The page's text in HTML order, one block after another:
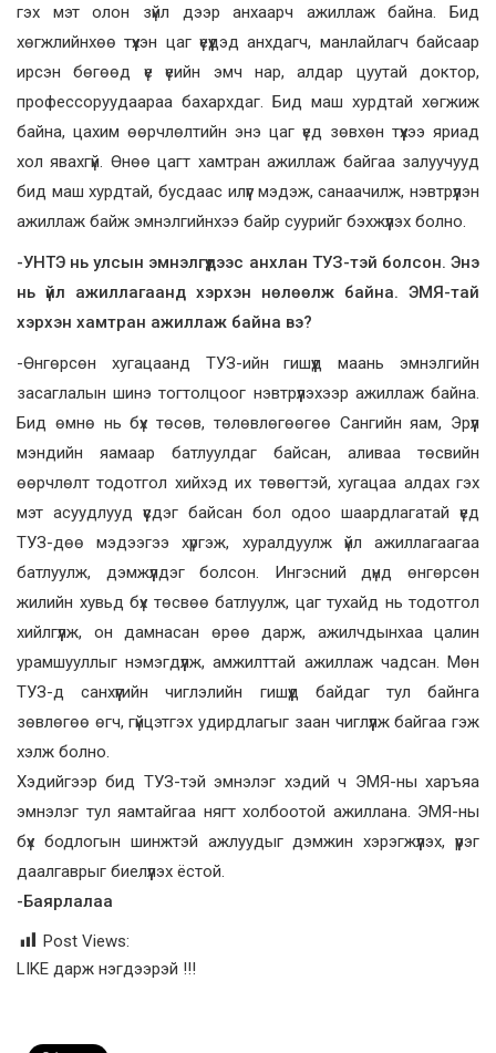
гэх мэт олон зүйл дээр анхаарч ажиллаж байна. Бид
хөгжлийнхөө түүхэн цаг үеүүдэд анхдагч, манлайлагч байсаар
ирсэн бөгөөд үе үеийн эмч нар, алдар цуутай доктор,
профессоруудаараа бахархдаг. Бид маш хурдтай хөгжиж
байна, цахим өөрчлөлтийн энэ цаг үед зөвхөн түүхээ яриад
хол явахгүй. Өнөө цагт хамтран ажиллаж байгаа залуучууд
бид маш хурдтай, бусдаас илүүг мэдэж, санаачилж, нэвтрүүлэн
ажиллаж байж эмнэлгийнхээ байр суурийг бэхжүүлэх болно.
-УНТЭ нь улсын эмнэлгүүдээс анхлан ТУЗ-тэй болсон. Энэ
нь үйл ажиллагаанд хэрхэн нөлөөлж байна. ЭМЯ-тай
хэрхэн хамтран ажиллаж байна вэ?
-Өнгөрсөн хугацаанд ТУЗ-ийн гишүүд маань эмнэлгийн
засаглалын шинэ тогтолцоог нэвтрүүлэхээр ажиллаж байна.
Бид өмнө нь бүх төсөв, төлөвлөгөөгөө Сангийн яам, Эрүүл
мэндийн яамаар батлуулдаг байсан, аливаа төсвийн
өөрчлөлт тодотгол хийхэд их төвөгтэй, хугацаа алдах гэх
мэт асуудлууд үүсдэг байсан бол одоо шаардлагатай үед
ТУЗ-дөө мэдээгээ хүргэж, хуралдуулж үйл ажиллагаагаа
батлуулж, дэмжүүлдэг болсон. Ингэсний дүнд өнгөрсөн
жилийн хувьд бүх төсвөө батлуулж, цаг тухайд нь тодотгол
хийлгүүлж, он дамнасан өрөө дарж, ажилчдынхаа цалин
урамшууллыг нэмэгдүүлж, амжилттай ажиллаж чадсан. Мөн
ТУЗ-д санхүүгийн чиглэлийн гишүүд байдаг тул байнга
зөвлөгөө өгч, гүйцэтгэх удирдлагыг заан чиглүүлж байгаа гэж
хэлж болно.
Хэдийгээр бид ТУЗ-тэй эмнэлэг хэдий ч ЭМЯ-ны харъяа
эмнэлэг тул яамтайгаа нягт холбоотой ажиллана. ЭМЯ-ны
бүх бодлогын шинжтэй ажлуудыг дэмжин хэрэгжүүлэх, үүрэг
даалгаврыг биелүүлэх ёстой.
-Баярлалаа
Post Views:
LIKE дарж нэгдээрэй !!!